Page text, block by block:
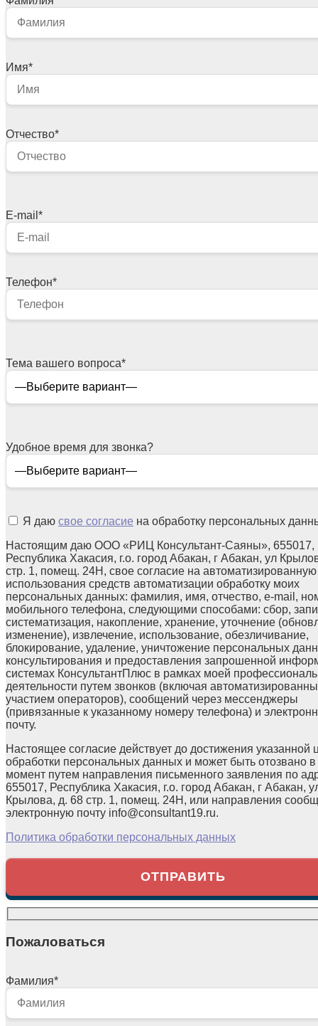
Имя*
Отчество*
E-mail *
Телефон*
Тема вашего вопроса*
Удобное время для звонка?
Я даю свое согласие на обработку персональных
Настоящим даю ООО «РИЦ Консультант-Саяны», 655017,
Республика Хакасия, г.о. город Абакан, г Абакан, ул
стр. 1, помещ. 24Н, свое согласие на автоматизированную
использования средств автоматизации обработку моих
персональных данных: фамилия, имя, отчество, e-mail,
мобильного телефона, следующими способами: сбор,
систематизация, накопление, хранение, уточнение
изменение), извлечение, использование, обезличивание,
блокирование, удаление, уничтожение персональных
консультирования и предоставления запрошенной
системах КонсультантПлюс в рамках моей
деятельности путем звонков (включая
участием операторов), сообщений через мессенджеры
(привязанные к указанному номеру телефона) и
почту.
Настоящее согласие действует до достижения указанной
обработки персональных данных и может быть отозвано
момент путем направления письменного заявления по
655017, Республика Хакасия, г.о. город Абакан, г Абакан,
Крылова, д. 68 стр. 1, помещ. 24Н, или направления
электронную почту info@consultant19.ru.
Политика обработки персональных данных
Пожаловаться
Фамилия*